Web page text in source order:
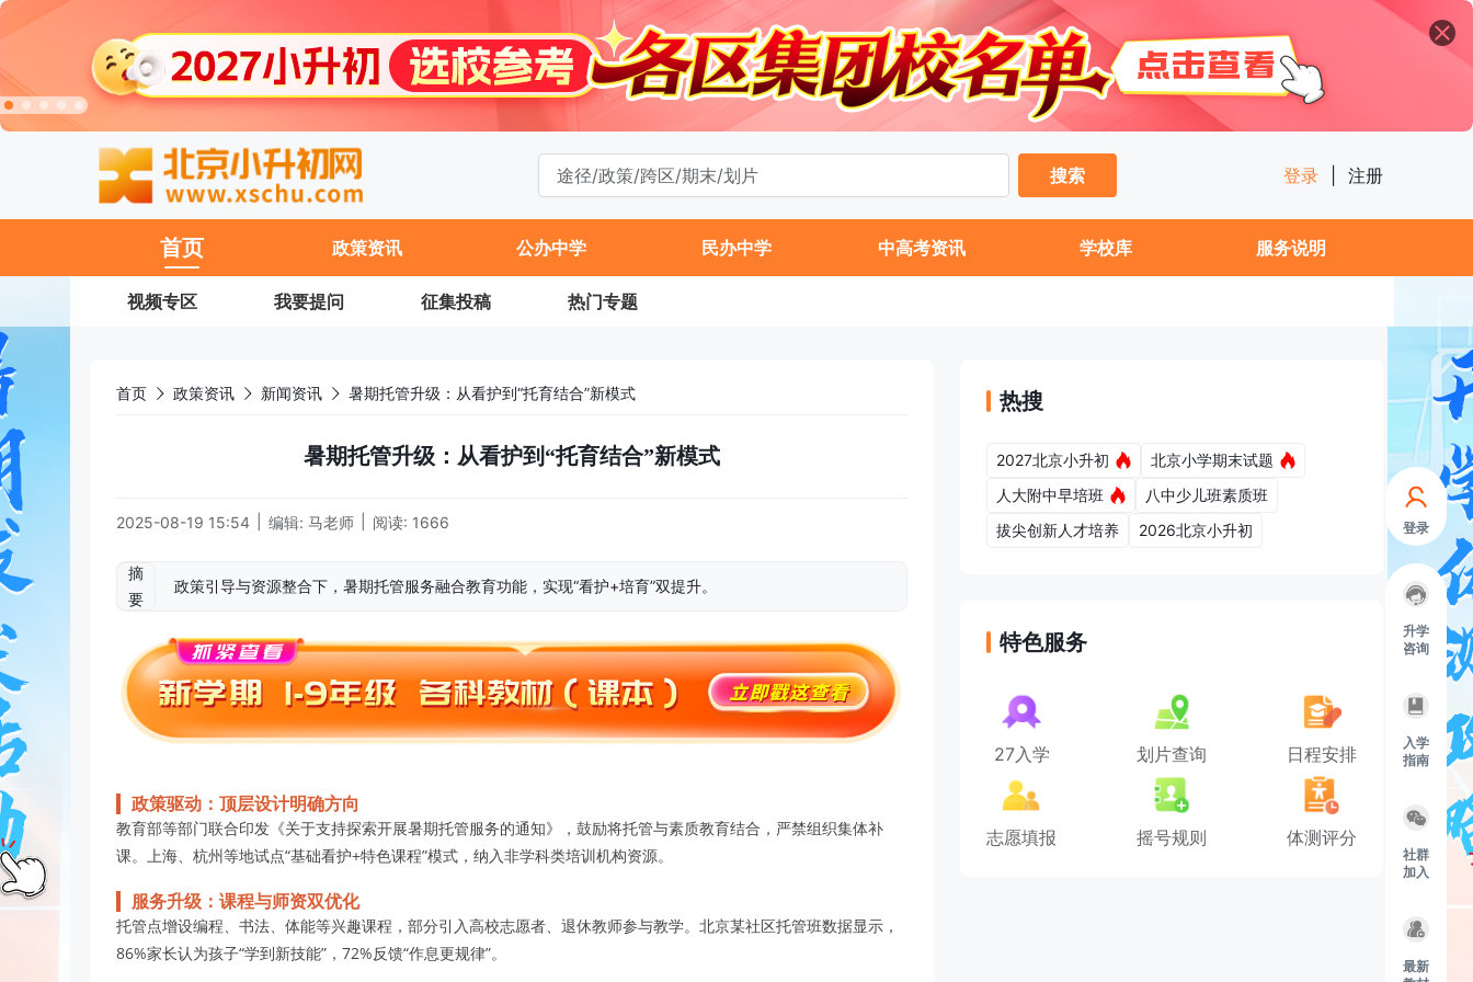
登录
升学
咨询
入学
指南
社群
加入
最新
搜索
登录 注册
首页 政策资讯 公办中学 民办中学 中高考资讯 学校库 服务说明
视频专区 我要提问 征集投稿 热门专题
首页 政策资讯 新闻资讯 暑期托管升级：从看护到“托育结合”新模式
暑期托管升级：从看护到“托育结合”新模式
2025-08-19 15:54 编辑: 马老师 阅读: 1666
摘
要
政策引导与资源整合下，暑期托管服务融合教育功能，实现“看护+培育”双提升。
政策驱动：顶层设计明确方向
教育部等部门联合印发《关于支持探索开展暑期托管服务的通知》，鼓励将托管与素质教育结合，严禁组织集体补
课。上海、杭州等地试点“基础看护+特色课程”模式，纳入非学科类培训机构资源。
服务升级：课程与师资双优化
托管点增设编程、书法、体能等兴趣课程，部分引入高校志愿者、退休教师参与教学。北京某社区托管班数据显示，
86%家长认为孩子“学到新技能”，72%反馈“作息更规律”。
热搜
2027北京小升初
北京小学期末试题
人大附中早培班
八中少儿班素质班
拔尖创新人才培养
2026北京小升初
特色服务
27入学 划片查询 日程安排
志愿填报 摇号规则 体测评分